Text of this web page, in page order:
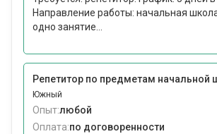
Направление работы: начальная
одно занятие...
Репетитор по предметам начальной
Южный
Опыт:любой
Оплата:по договоренности